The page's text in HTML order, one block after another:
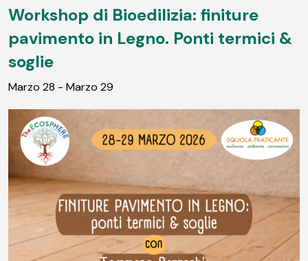
Workshop di Bioedilizia: finiture
pavimento in Legno. Ponti termici &
soglie
Marzo 28 - Marzo 29